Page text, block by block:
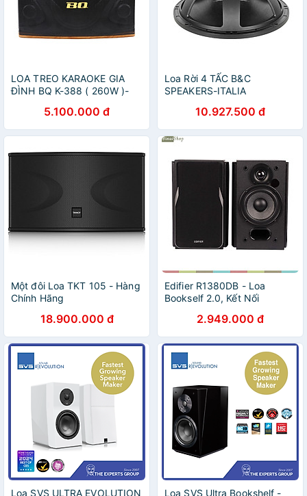
LOA TREO KARAOKE GIA
ĐÌNH BQ K-388 ( 260W )-
5.100.000 đ
Loa Rời 4 TẤC B&C
SPEAKERS-ITALIA
Chính Hãng10.927.500 đ
Một đôi Loa TKT 105 - Hàng
Chính Hãng
18.900.000 đ
Edifier R1380DB - Loa
Bookself 2.0, Kết Nối
Công Suất 42W (Bản Quốc
Tế)- Hàng chính hãng
2.949.000 đ
Loa SVS ULTRA EVOLUTION
Loa SVS Ultra Bookshelf -